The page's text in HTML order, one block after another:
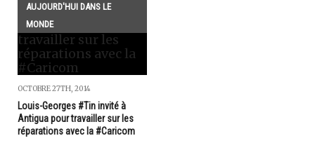
AUJOURD'HUI DANS LE
MONDE
OCTOBRE 27TH, 2014
Louis-Georges #Tin invité à
Antigua pour travailler sur les
réparations avec la #Caricom